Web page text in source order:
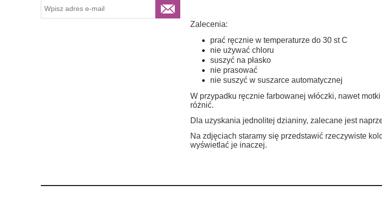
Zalecenia:
prać ręcznie w temperaturze do 30 st C
nie używać chloru
suszyć na płasko
nie prasować
nie suszyć w suszarce automatycznej
W przypadku ręcznie farbowanej włóczki, nawet
różnić.
Dla uzyskania jednolitej dzianiny, zalecane jest
Na zdjęciach staramy się przedstawić rzeczywiste
wyświetlać je inaczej.